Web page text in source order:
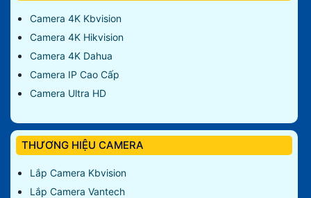
Camera 4K Kbvision
Camera 4K Hikvision
Camera 4K Dahua
Camera IP Cao Cấp
Camera Ultra HD
THƯƠNG HIỆU CAMERA
Lắp Camera Kbvision
Lắp Camera Vantech